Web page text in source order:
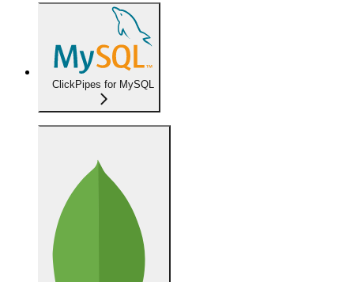
ClickPipes for MySQL